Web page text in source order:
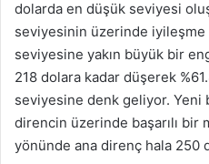
dolarda en düşük seviyesi
seviyesinin üzerinde
seviyesine yakın büyük bir
218 dolara kadar düşerek
seviyesine denk geliyor. Yeni
direncin üzerinde başarılı bir
yönünde ana direnç hala 250